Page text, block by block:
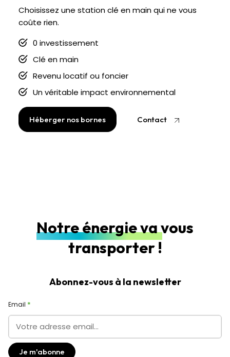
Choisissez une station clé en main qui ne vous
coûte rien.
0 investissement
Clé en main
Revenu locatif ou foncier
Un véritable impact environnemental
Héberger nos bornes Contact
Notre énergie va vous
transporter !
Abonnez-vous à la newsletter
Email